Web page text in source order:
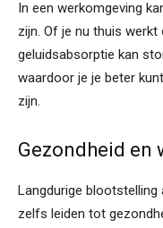
In een werkomgeving
zijn. Of je nu thuis
geluidsabsorptie kan
waardoor je je beter
zijn.
Gezondheid en
Langdurige
zelfs leiden tot